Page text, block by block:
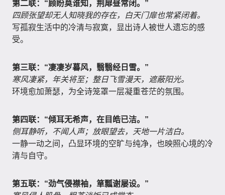
第二联：“顾盼莫谁知，荆扉昼常闭。”
四顾张望却无人知晓我的存在，白天门扉也常紧闭着。
写孤寂生活中的冷清与寂寞，显出诗人被世人遗忘的感
受。
第三联：“凄凄岁暮风，翳翳经日雪。”
寒风凄紧，年关将至；整日飞雪漫天，遮蔽阳光。
环境愈加萧瑟，为全诗笼罩一层凝重苍茫的氛围。
第四联：“倾耳无希声，在目皓已洁。”
侧耳静听，不闻人声；放眼望去，天地一片洁白。
一静一动之间，凸显环境的空旷与纯净，也映照心境的冷
清与自守。
第五联：“劲气侵襟袖，箪瓢谢屡设。”